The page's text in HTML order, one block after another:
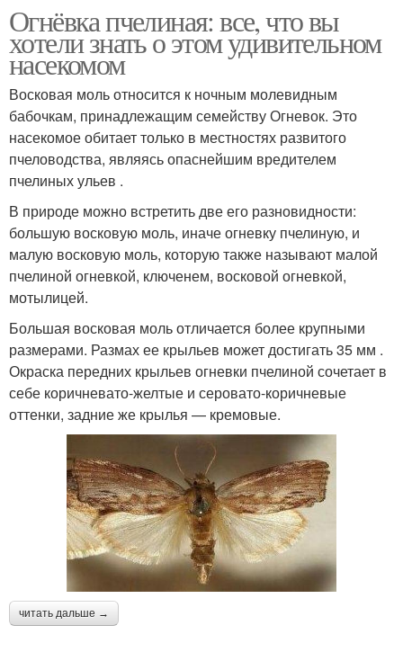
Огнёвка пчелиная: все, что вы
хотели знать о этом удивительном
насекомом
Восковая моль относится к ночным молевидным
бабочкам, принадлежащим семейству Огневок. Это
насекомое обитает только в местностях развитого
пчеловодства, являясь опаснейшим вредителем
пчелиных ульев .
В природе можно встретить две его разновидности:
большую восковую моль, иначе огневку пчелиную, и
малую восковую моль, которую также называют малой
пчелиной огневкой, ключенем, восковой огневкой,
мотылицей.
Большая восковая моль отличается более крупными
размерами. Размах ее крыльев может достигать 35 мм .
Окраска передних крыльев огневки пчелиной сочетает в
себе коричневато-желтые и серовато-коричневые
оттенки, задние же крылья — кремовые.
читать дальше →